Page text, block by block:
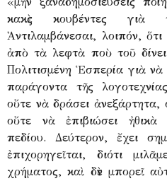
κακὲς κουβέντες γιὰ
Ἀντιλαμβάνεσαι, λοιπόν,
ἀπὸ τὰ λεφτὰ ποὺ τοῦ
Πολιτισμένη Ἑσπερία γιὰ
παράγοντα τῆς
οὔτε νὰ δράσει ἀνεξάρτητα,
οὔτε νὰ ἐπιβιώσει ἠθικὰ
πεδίου. Δεύτερον, ἔχει
ἐπιχορηγεῖται, διότι
χρήματος, καὶ δὲν μπορεῖ